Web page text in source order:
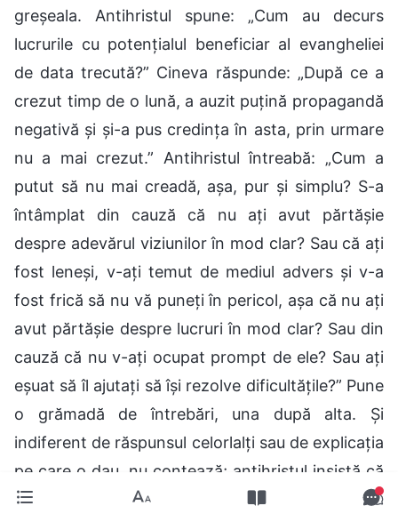
greșeala. Antihristul spune: „Cum au decurs
lucrurile cu potențialul beneficiar al evangheliei
de data trecută?” Cineva răspunde: „După ce a
crezut timp de o lună, a auzit puțină propagandă
negativă și și-a pus credința în asta, prin urmare
nu a mai crezut.” Antihristul întreabă: „Cum a
putut să nu mai creadă, așa, pur și simplu? S-a
întâmplat din cauză că nu ați avut părtășie
despre adevărul viziunilor în mod clar? Sau că ați
fost leneși, v-ați temut de mediul advers și v-a
fost frică să nu vă puneți în pericol, așa că nu ați
avut părtășie despre lucruri în mod clar? Sau din
cauză că nu v-ați ocupat prompt de ele? Sau ați
eșuat să îl ajutați să își rezolve dificultățile?” Pune
o grămadă de întrebări, una după alta. Și
indiferent de răspunsul celorlalți sau de explicația
pe care o dau, nu contează; antihristul insistă că
supraveghetorul echipei de evanghelizare are